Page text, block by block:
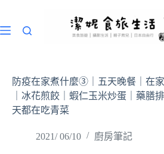
主
防疫在家煮什麼③｜五天晚餐｜在
｜冰花煎餃｜蝦仁玉米炒蛋｜藥膳
天都在吃青菜
2021/ 06/10 廚房筆記